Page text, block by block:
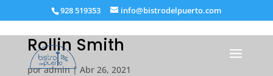
928 519353 info@bistrodelpuerto.com
Rollin Smith
poradmin| Abr 26, 2021